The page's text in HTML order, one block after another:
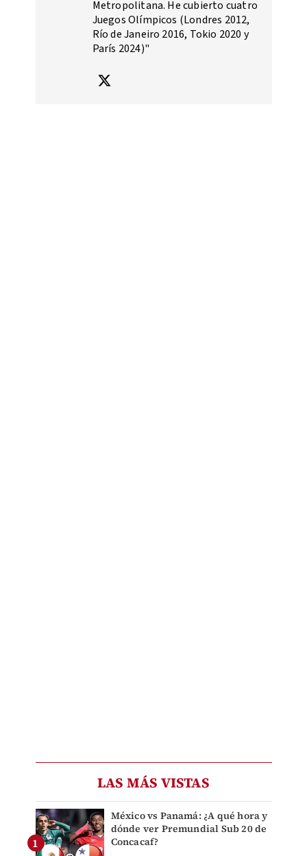
Metropolitana. He cubierto cuatro
Juegos Olímpicos (Londres 2012,
Río de Janeiro 2016, Tokio 2020 y
París 2024)"
LAS MÁS VISTAS
México vs Panamá: ¿A qué hora y
dónde ver Premundial Sub 20 de
Concacaf?